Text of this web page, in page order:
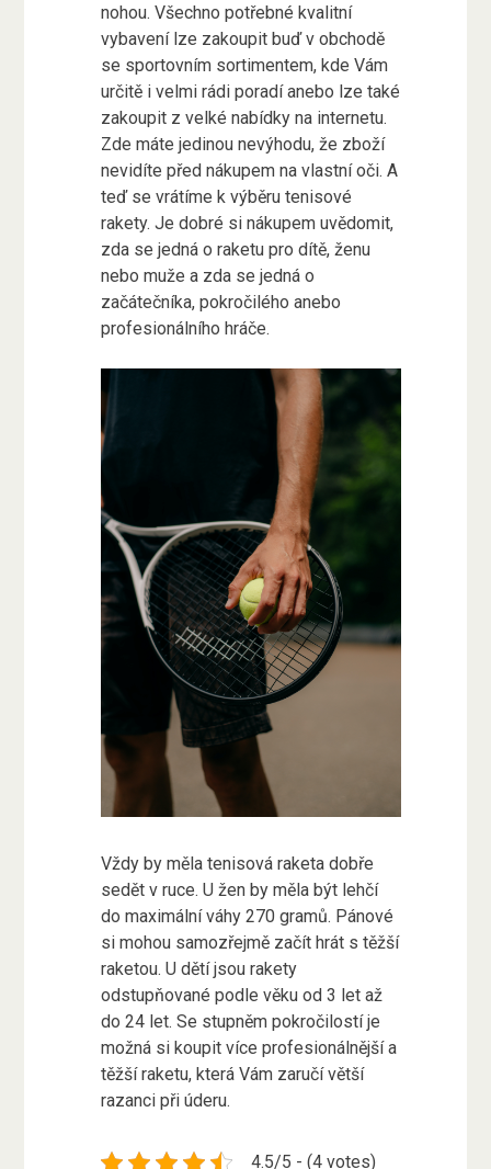
nohou. Všechno potřebné kvalitní
vybavení lze zakoupit buď v obchodě
se sportovním sortimentem, kde Vám
určitě i velmi rádi poradí anebo lze také
zakoupit z velké nabídky na internetu.
Zde máte jedinou nevýhodu, že zboží
nevidíte před nákupem na vlastní oči. A
teď se vrátíme k výběrutenisové
rakety. Je dobré si nákupem uvědomit,
zda se jedná o raketu pro dítě, ženu
nebo muže a zda se jedná o
začátečníka, pokročilého anebo
profesionálního hráče.
Vždy by měla tenisová raketa dobře
sedět v ruce. U žen by měla být lehčí
do maximální váhy 270 gramů. Pánové
si mohou samozřejmě začít hrát s těžší
raketou. U dětí jsou rakety
odstupňované podle věku od 3 let až
do 24 let. Se stupněm pokročilostí je
možná si koupit více profesionálnější a
těžší raketu, která Vám zaručí větší
razanci při úderu.
4.5/5 - (4 votes)